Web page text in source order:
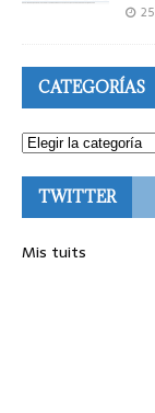
CATEGORÍAS
TWITTER
Mis tuits